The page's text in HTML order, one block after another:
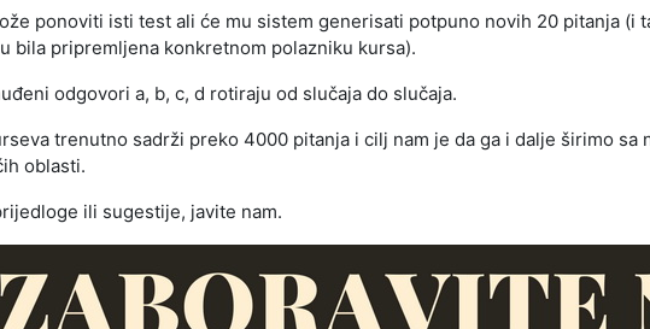
ponoviti isti test ali će mu sistem generisati potpuno novih 20 pitanja (i
bila pripremljena konkretnom polazniku kursa).
odgovori a, b, c, d rotiraju od slučaja do slučaja.
trenutno sadrži preko 4000 pitanja i cilj nam je da ga i dalje širimo sa
oblasti.
ili sugestije, javite nam.